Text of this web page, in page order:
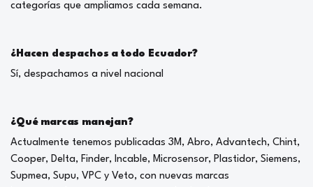
categorías que ampliamos cada semana.
¿Hacen despachos a todo Ecuador?
Sí, despachamos a nivel nacional
¿Qué marcas manejan?
Actualmente tenemos publicadas 3M, Abro, Advantech, Chint,
Cooper, Delta, Finder, Incable, Microsensor, Plastidor, Siemens,
Supmea, Supu, VPC y Veto, con nuevas marcas